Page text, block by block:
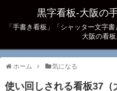
黒字看板‐大阪の
「手書き看板」「シャッター文字
大阪の看
ホーム 気になる
使い回しされる看板37（